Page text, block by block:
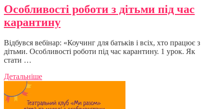
Особливості роботи з дітьми під час
карантину
Відбувся вебінар: «Коучинг для батьків і всіх, хто працює з
дітьми. Особливості роботи під час карантину. 1 урок. Як
стати …
Детальніше